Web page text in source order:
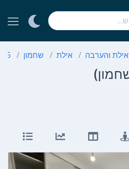
אילת והערבה אילת שחמון 5 חדרים